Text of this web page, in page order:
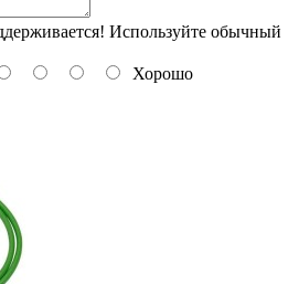
Используйте обычный
Хорошо